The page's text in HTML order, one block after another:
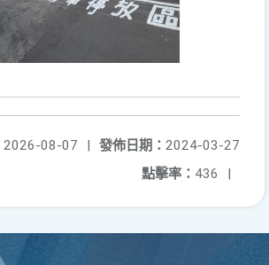
發佈日期： 2024-03-27
2026-08-07
|
點擊率： 436 |